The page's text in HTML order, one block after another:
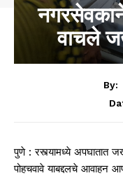
वाचले
By:
पुणे : रस्त्यामध्ये अपघातात
पोहचवावे याबद्दलचे आवाहन